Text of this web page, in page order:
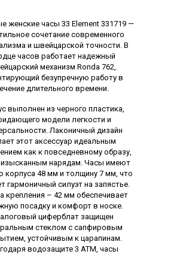
женские часы 33 Element 331719 —
сочетание современного
и швейцарской точности. В
часов работает надежный
механизм Ronda 762,
безупречную работу в
длительного времени.
выполнен из черного пластика,
модели легкости и
Лаконичный дизайн
этот аксессуар идеальным
как к повседневному образу,
изысканным нарядам. Часы имеют
корпуса 48 мм и толщину 7 мм, что
гармоничный силуэт на запястье.
крепления – 42 мм обеспечивает
посадку и комфорт в носке.
циферблат защищен
стеклом с сапфировым
устойчивым к царапинам.
водозащите 3 ATM, часы